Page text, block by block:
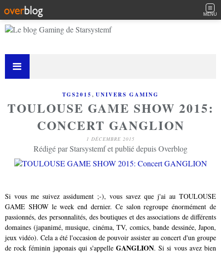
MENU
TGS2015 , UNIVERS GAMING
TOULOUSE GAME SHOW 2015:
CONCERT GANGLION
1 DÉCEMBRE 2015
Rédigé par Starsystemf et publié depuis Overblog
Si vous me suivez assidument ;-), vous savez que j'ai au TOULOUSE
GAME SHOW le week end dernier. Ce salon regroupe énormément de
passionnés, des personnalités, des boutiques et des associations de différents
domaines (japanimé, musique, cinéma, TV, comics, bande dessinée, Japon,
jeux vidéo). Cela a été l'occasion de pouvoir assister au concert d'un groupe
de rock féminin japonais qui s'appelleGANGLION. Si si vous avez bien